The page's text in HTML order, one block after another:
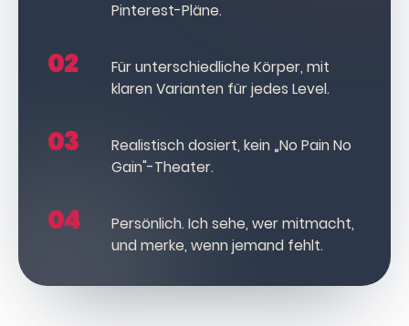
Pinterest-Pläne.
02
Für unterschiedliche Körper, mit
klaren Varianten für jedes Level.
03
Realistisch dosiert, kein „No Pain No
Gain"-Theater.
04
Persönlich. Ich sehe, wer mitmacht,
und merke, wenn jemand fehlt.